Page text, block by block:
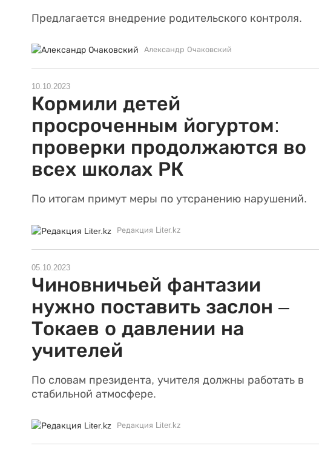
Предлагается внедрение родительского контроля.
Александр Очаковский
10.10.2023
Кормили детей
просроченным йогуртом:
проверки продолжаются во
всех школах РК
По итогам примут меры по утсранению нарушений.
Редакция Liter.kz
05.10.2023
Чиновничьей фантазии
нужно поставить заслон –
Токаев о давлении на
учителей
По словам президента, учителя должны работать в
стабильной атмосфере.
Редакция Liter.kz